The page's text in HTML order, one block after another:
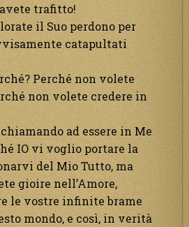
trafitto!
il Suo perdono per
catapultati
Perché non volete
non volete credere in
ad essere in Me
IO vi voglio portare la
del Mio Tutto, ma
gioire nell’Amore,
le vostre infinite brame
mondo, e così, in verità